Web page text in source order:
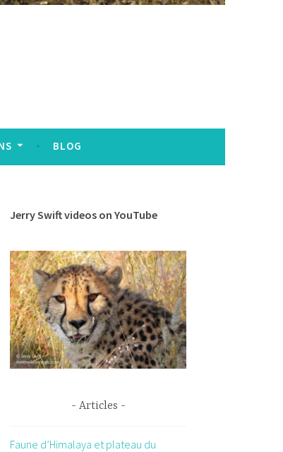
BLOG
Jerry Swift videos on YouTube
Articles
Faune d’Himalaya et plateau du